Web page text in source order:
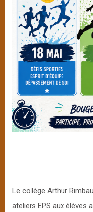
Le collège Arthur
ateliers EPS aux élèves